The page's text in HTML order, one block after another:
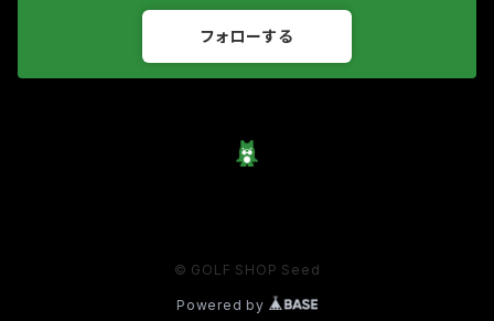
ツーレングスアイアン
アクシスゴルフ Z-3ウェッジ
アクシスゴルフ Z-1ウェッジ
モダートSDウエッジ HM-26
ファイターシリーズF35CC
ファイターシリーズF22CC
TPTパターシャフト-PLUSE
REVE ブラックナイト
フォローする
© GOLF SHOP Seed
Powered by